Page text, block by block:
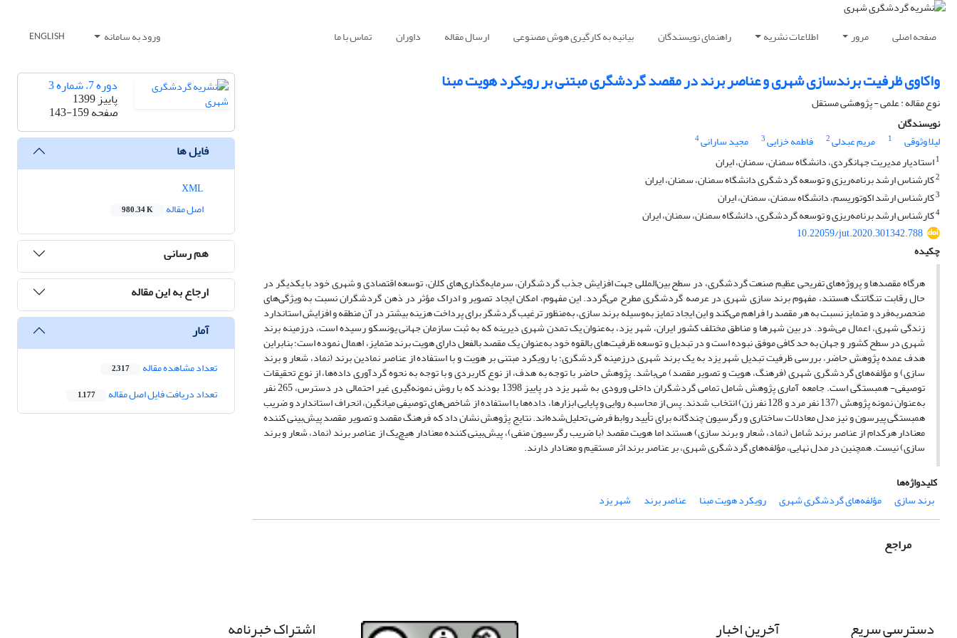
صفحه اصلی مرور اطلاعات نشریه راهنمای نویسندگان بیانیه به کارگیری هوش مصنوعی ارسال مقاله داوران تماس با ما ورود به سامانه ENGLISH
واکاوی ظرفیت برندسازی شهری و عناصر برند در مقصد گردشگری مبتنی بر رویکرد هویت مبنا
نوع مقاله : علمی - پژوهشی مستقل
نویسندگان
لیلا وثوقی
1 مریم عبدلی2 فاطمه خزایی3 مجید سارانی4
1استادیار مدیریت جهانگردی، دانشگاه سمنان، سمنان، ایران
2کارشناس ارشد برنامه‌ریزی و توسعه گردشگری دانشگاه سمنان، سمنان، ایران
3کارشناس ارشد اکوتوریسم، دانشگاه سمنان، سمنان، ایران
4کارشناس ارشد برنامه‌ریزی و توسعه گردشگری، دانشگاه سمنان، سمنان، ایران
10.22059/jut.2020.301342.788
چکیده
هرگاه مقصدها و پروژه‌های تفریحی عظیم صنعت گردشگری، در سطح بین‌المللی جهت افزایش جذب گردشگران، سرمایه‌گذاری‌های کلان، توسعه اقتصادی و شهری خود با یکدیگر در
حال رقابت تنگاتنگ هستند، مفهوم برند سازی شهری در عرصه گردشگری مطرح می‌گردد. این مفهوم، امکان ایجاد تصویر و ادراک مؤثر در ذهن گردشگران نسبت به ویژگی‌های
منحصربه‌فرد و متمایز نسبت به هر مقصد را فراهم می‌کند و این ایجاد تمایز به‌وسیله برند سازی، به‌منظور ترغیب گردشگر برای پرداخت هزینه بیشتر در آن منطقه و افزایش استاندارد
زندگی شهری، اعمال می‌شود. در بین شهرها و مناطق مختلف کشور ایران، شهر یزد، به‌عنوان یک تمدن شهری دیرینه که به ثبت سازمان جهانی یونسکو رسیده است، درزمینه برند
شهری در سطح کشور و جهان به حد کافی موفق نبوده است و در تبدیل و توسعه ظرفیت‌های بالقوه خود به‌عنوان یک مقصد بالفعل دارای هویت برند متمایز، اهمال نموده است؛ بنابراین
هدف عمده پژوهش حاضر، بررسی ظرفیت تبدیل شهر یزد به یک برند شهری درزمینه گردشگری؛ با رویکرد مبتنی بر هویت و با استفاده از عناصر نمادین برند (نماد، شعار و برند
سازی) و مؤلفه‌های گردشگری شهری (فرهنگ، هویت و تصویر مقصد) می‌باشد. پژوهش حاضر با توجه به هدف، از نوع کاربردی و با توجه به نحوه گردآوری داده‌ها، از نوع تحقیقات
توصیفی- همبستگی است. جامعه آماری پژوهش شامل تمامی گردشگران داخلی ورودی به شهر یزد در پاییز 1398 بودند که با روش نمونه‌گیری غیر احتمالی در دسترس، 265 نفر
به‌عنوان نمونه پژوهش (137 نفر مرد و 128 نفر زن) انتخاب شدند. پس از محاسبه روایی و پایایی ابزارها، داده‌ها با استفاده از شاخص‌های توصیفی میانگین، انحراف استاندارد و ضریب
همبستگی پیرسون و نیز مدل معادلات ساختاری و رگرسیون چندگانه برای تأیید روابط فرضی تحلیل‌شده‌اند. نتایج پژوهش نشان داد که فرهنگ مقصد و تصویر مقصد پیش‌بینی کننده
معنادار هرکدام از عناصر برند شامل (نماد، شعار و برند سازی) هستند اما هویت مقصد (با ضریب رگرسیون منفی)، پیش‌بینی کننده معنادار هیچ‌یک از عناصر برند (نماد، شعار و برند
سازی) نیست. همچنین در مدل نهایی، مؤلفه‌های گردشگری شهری، بر عناصر برند اثر مستقیم و معنادار دارند.
کلیدواژه‌ها
برند سازی
مؤلفه‌های گردشگری شهری رویکرد هویت مبنا عناصر برند شهر یزد
مراجع
دوره 7، شماره 3
پاییز 1399
صفحه143-159
فایل ها
اصل مقاله
980.34 K
هم رسانی
ارجاع به این مقاله
آمار
تعداد مشاهده مقاله 2,317
تعداد دریافت فایل اصل مقاله 1,177
دسترسی سریع آخرین اخبار اشتراک خبرنامه